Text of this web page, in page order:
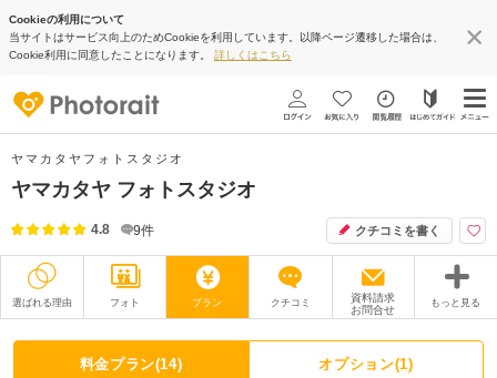
Cookieの利用について
当サイトはサービス向上のためCookieを利用しています。以降ページ遷移した場合は、
Cookie利用に同意したことになります。 詳しくはこちら
ヤマカタヤフォトスタジオ
ヤマカタヤ フォトスタジオ
4.8 9件 クチコミを書く
選ばれる理由 フォト プラン クチコミ
資料請求
お問合せ
もっと見る
撮影レポート フォトグラファー
料金プラン(14) オプション(1)